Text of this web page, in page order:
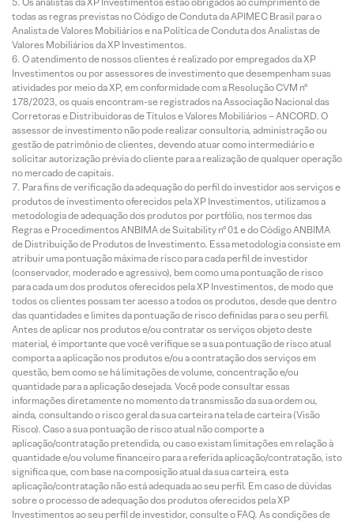
todas as regras previstas no Código de Conduta da APIMEC Brasil para o
Analista de Valores Mobiliários e na Política de Conduta dos Analistas de
Valores Mobiliários da XP Investimentos.
O atendimento de nossos clientes é realizado por empregados da XP
Investimentos ou por assessores de investimento que desempenham suas
atividades por meio da XP, em conformidade com a Resolução CVM nº
178/2023, os quais encontram-se registrados na Associação Nacional das
Corretoras e Distribuidoras de Títulos e Valores Mobiliários – ANCORD. O
assessor de investimento não pode realizar consultoria, administração ou
gestão de patrimônio de clientes, devendo atuar como intermediário e
solicitar autorização prévia do cliente para a realização de qualquer operação
no mercado de capitais.
Para fins de verificação da adequação do perfil do investidor aos serviços e
produtos de investimento oferecidos pela XP Investimentos, utilizamos a
metodologia de adequação dos produtos por portfólio, nos termos das
Regras e Procedimentos ANBIMA de Suitability nº 01 e do Código ANBIMA
de Distribuição de Produtos de Investimento. Essa metodologia consiste em
atribuir uma pontuação máxima de risco para cada perfil de investidor
(conservador, moderado e agressivo), bem como uma pontuação de risco
para cada um dos produtos oferecidos pela XP Investimentos, de modo que
todos os clientes possam ter acesso a todos os produtos, desde que dentro
das quantidades e limites da pontuação de risco definidas para o seu perfil.
Antes de aplicar nos produtos e/ou contratar os serviços objeto deste
material, é importante que você verifique se a sua pontuação de risco atual
comporta a aplicação nos produtos e/ou a contratação dos serviços em
questão, bem como se há limitações de volume, concentração e/ou
quantidade para a aplicação desejada. Você pode consultar essas
informações diretamente no momento da transmissão da sua ordem ou,
ainda, consultando o risco geral da sua carteira na tela de carteira (Visão
Risco). Caso a sua pontuação de risco atual não comporte a
aplicação/contratação pretendida, ou caso existam limitações em relação à
quantidade e/ou volume financeiro para a referida aplicação/contratação, isto
significa que, com base na composição atual da sua carteira, esta
aplicação/contratação não está adequada ao seu perfil. Em caso de dúvidas
sobre o processo de adequação dos produtos oferecidos pela XP
Investimentos ao seu perfil de investidor, consulte o FAQ. As condições de